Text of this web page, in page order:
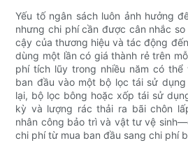
Yếu tố ngân sách luôn ảnh hưởng
nhưng chi phí cần được cân nhắc
cậy của thương hiệu và tác động
dùng một lần có giá thành rẻ trên
phí tích lũy trong nhiều năm có
ban đầu vào một bộ lọc tái sử
lại, bộ lọc bông hoặc xốp tái sử
kỳ và lượng rác thải ra bãi chôn
nhân công bảo trì và vật tư vệ
chi phí từ mua ban đầu sang chi phí